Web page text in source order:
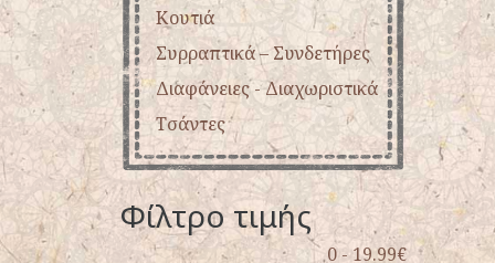
Κουτιά
Συρραπτικά – Συνδετήρες
Διαφάνειες - Διαχωριστικά
Τσάντες
Φίλτρο τιμής
0 - 19.99€